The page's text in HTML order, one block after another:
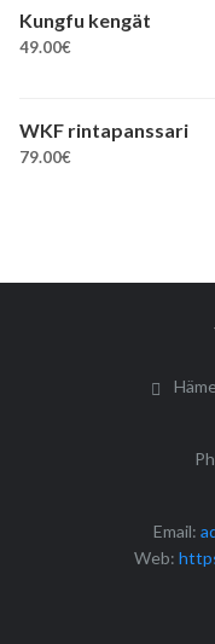
Kungfu kengät
49.00€
WKF rintapanssari
79.00€
Email:
Web: